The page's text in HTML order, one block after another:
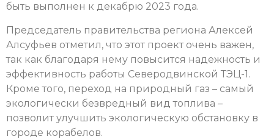
быть выполнен к декабрю 2023 года.
Председатель правительства региона Алексей
Алсуфьев отметил, что этот проект очень важен,
так как благодаря нему повысится надежность и
эффективность работы Северодвинской ТЭЦ-1.
Кроме того, переход на природный газ – самый
экологически безвредный вид топлива –
позволит улучшить экологическую обстановку в
городе корабелов.